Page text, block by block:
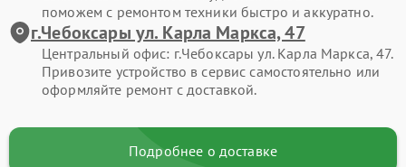
поможем с ремонтом техники быстро и аккуратно.
г.Чебоксары ул. Карла Маркса, 47
Центральный офис: г.Чебоксары ул. Карла Маркса, 47.
Привозите устройство в сервис самостоятельно или
оформляйте ремонт с доставкой.
Подробнее о доставке